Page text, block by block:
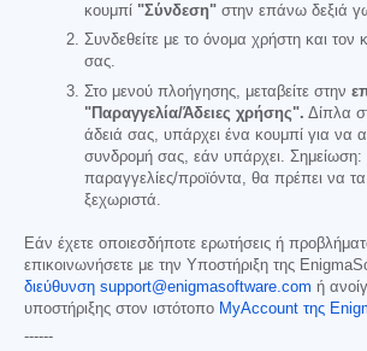
κουμπί "Σύνδεση" στην επάνω δεξιά
Συνδεθείτε με το όνομα χρήστη και
σας.
Στο μενού πλοήγησης, μεταβείτε στην
"Παραγγελία/Άδειες χρήσης". Δίπλα
άδειά σας, υπάρχει ένα κουμπί για να
συνδρομή σας, εάν υπάρχει. Σημείωση:
παραγγελίες/προϊόντα, θα πρέπει να
ξεχωριστά.
Εάν έχετε οποιεσδήποτε ερωτήσεις ή
επικοινωνήσετε με την Υποστήριξη της
διεύθυνση support@enigmasoftware.com ή
υποστήριξης στον ιστότοπο MyAccount της
------